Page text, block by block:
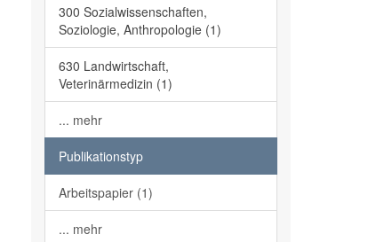
300 Sozialwissenschaften,
Soziologie, Anthropologie (1)
630 Landwirtschaft,
Veterinärmedizin (1)
... mehr
Publikationstyp
Arbeitspapier (1)
... mehr